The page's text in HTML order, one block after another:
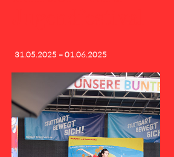
31.05.2025 – 01.06.2025